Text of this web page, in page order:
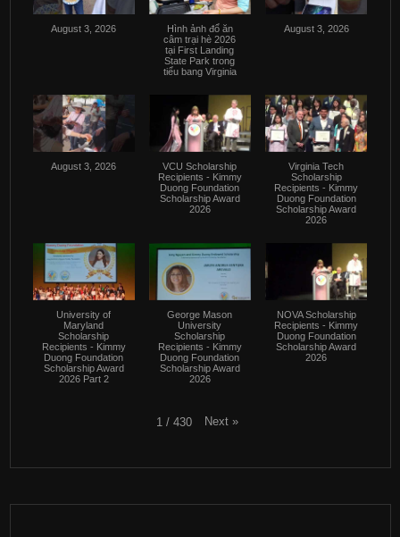
August 3, 2026
Hình ảnh đổ ăn
câm trại hè 2026
tại First Landing
State Park trong
tiểu bang Virginia
August 3, 2026
August 3, 2026
VCU Scholarship
Recipients - Kimmy
Duong Foundation
Scholarship Award
2026
Virginia Tech
Scholarship
Recipients - Kimmy
Duong Foundation
Scholarship Award
2026
University of
Maryland
Scholarship
Recipients - Kimmy
Duong Foundation
Scholarship Award
2026 Part 2
George Mason
University
Scholarship
Recipients - Kimmy
Duong Foundation
Scholarship Award
2026
NOVA Scholarship
Recipients - Kimmy
Duong Foundation
Scholarship Award
2026
1 / 430 Next »